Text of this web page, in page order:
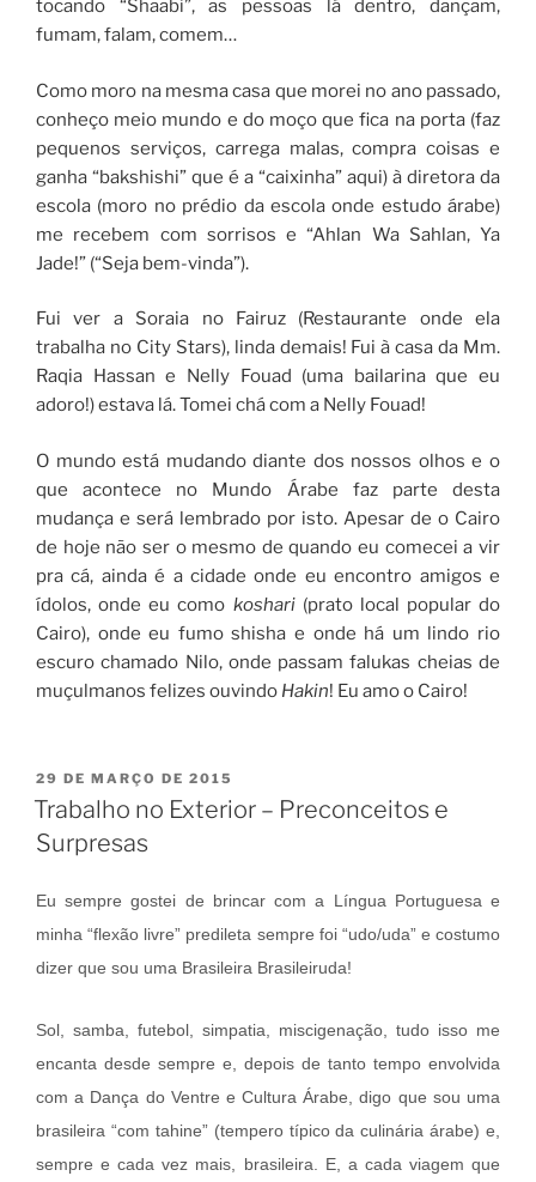
tocando “Shaabi”, as pessoas lá dentro, dançam,
fumam, falam, comem…
Como moro na mesma casa que morei no ano passado,
conheço meio mundo e do moço que fica na porta (faz
pequenos serviços, carrega malas, compra coisas e
ganha “bakshishi” que é a “caixinha” aqui) à diretora da
escola (moro no prédio da escola onde estudo árabe)
me recebem com sorrisos e “Ahlan Wa Sahlan, Ya
Jade!” (“Seja bem-vinda”).
Fui ver a Soraia no Fairuz (Restaurante onde ela
trabalha no City Stars), linda demais! Fui à casa da Mm.
Raqia Hassan e Nelly Fouad (uma bailarina que eu
adoro!) estava lá. Tomei chá com a Nelly Fouad!
O mundo está mudando diante dos nossos olhos e o
que acontece no Mundo Árabe faz parte desta
mudança e será lembrado por isto. Apesar de o Cairo
de hoje não ser o mesmo de quando eu comecei a vir
pra cá, ainda é a cidade onde eu encontro amigos e
ídolos, onde eu como koshari(prato local popular do
Cairo), onde eu fumo shisha e onde há um lindo rio
escuro chamado Nilo, onde passam falukas cheias de
muçulmanos felizes ouvindo Hakin! Eu amo o Cairo!
PUBLICADO
EM
29 DE MARÇO DE 2015
Trabalho no Exterior – Preconceitos e
Surpresas
Eu sempre gostei de brincar com a Língua Portuguesa e
minha “flexão livre” predileta sempre foi “udo/uda” e costumo
dizer que sou uma Brasileira Brasileiruda!
Sol, samba, futebol, simpatia, miscigenação, tudo isso me
encanta desde sempre e, depois de tanto tempo envolvida
com a Dança do Ventre e Cultura Árabe, digo que sou uma
brasileira “com tahine” (tempero típico da culinária árabe) e,
sempre e cada vez mais, brasileira. E, a cada viagem que